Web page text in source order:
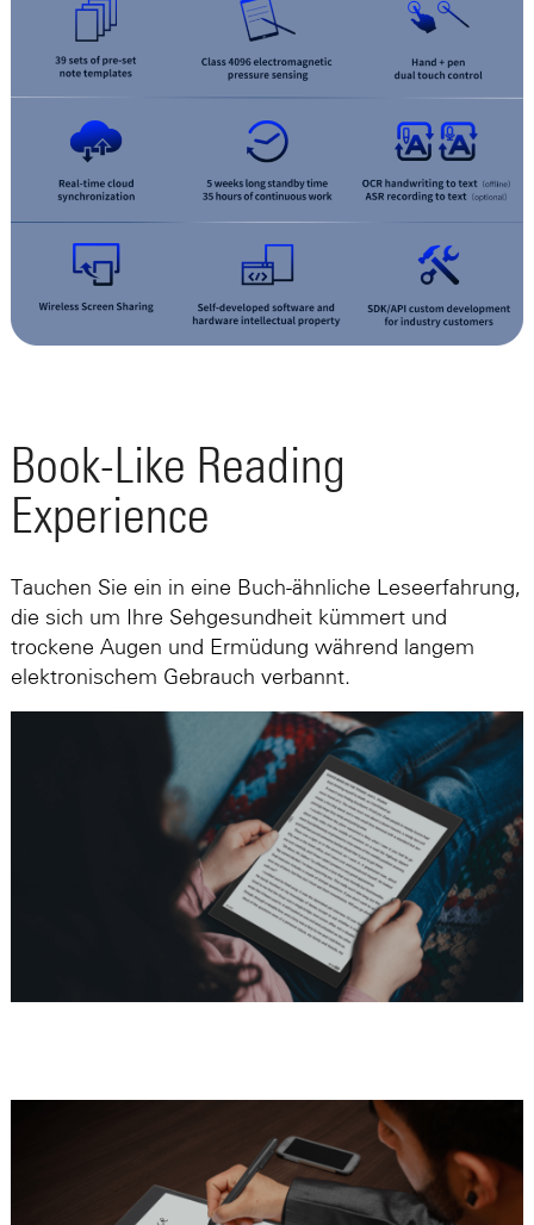
Book-Like Reading
Experience
Tauchen Sie ein in eine Buch-ähnliche Leseerfahrung,
die sich um Ihre Sehgesundheit kümmert und
trockene Augen und Ermüdung während langem
elektronischem Gebrauch verbannt.